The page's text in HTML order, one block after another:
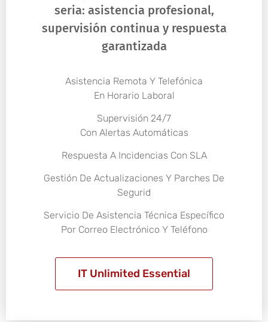
seria: asistencia profesional,
supervisión continua y respuesta
garantizada
Asistencia Remota Y Telefónica
En Horario Laboral
Supervisión 24/7
Con Alertas Automáticas
Respuesta A Incidencias Con SLA
Gestión De Actualizaciones Y Parches De
Segurid
Servicio De Asistencia Técnica Específico
Por Correo Electrónico Y Teléfono
IT Unlimited Essential